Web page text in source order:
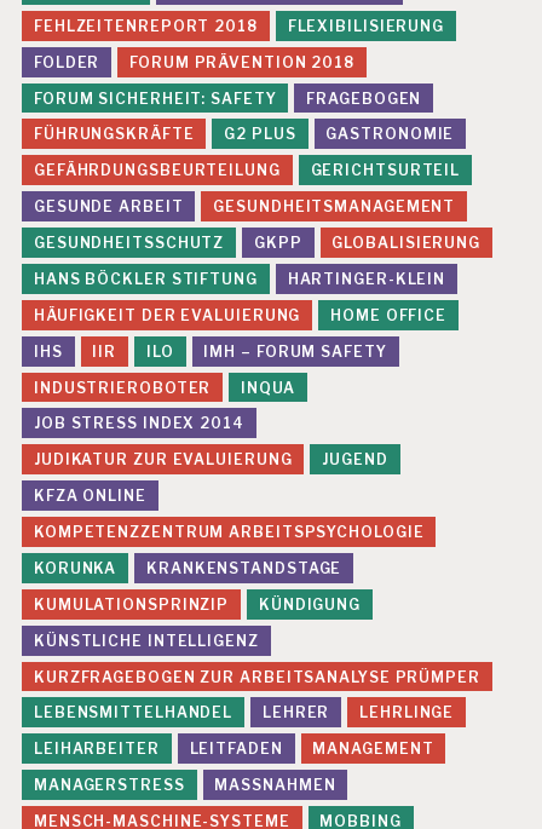
FEHLZEITENREPORT 2018
FLEXIBILISIERUNG
FOLDER
FORUM PRÄVENTION 2018
FORUM SICHERHEIT: SAFETY
FRAGEBOGEN
FÜHRUNGSKRÄFTE
G2 PLUS
GASTRONOMIE
GEFÄHRDUNGSBEURTEILUNG
GERICHTSURTEIL
GESUNDE ARBEIT
GESUNDHEITSMANAGEMENT
GESUNDHEITSSCHUTZ
GKPP
GLOBALISIERUNG
HANS BÖCKLER STIFTUNG
HARTINGER-KLEIN
HÄUFIGKEIT DER EVALUIERUNG
HOME OFFICE
IHS
IIR ILO
IMH – FORUM SAFETY
INDUSTRIEROBOTER
INQUA
JOB STRESS INDEX 2014
JUDIKATUR ZUR EVALUIERUNG
JUGEND
KFZA ONLINE
KOMPETENZZENTRUM ARBEITSPSYCHOLOGIE
KORUNKA
KRANKENSTANDSTAGE
KUMULATIONSPRINZIP
KÜNDIGUNG
KÜNSTLICHE INTELLIGENZ
KURZFRAGEBOGEN ZUR ARBEITSANALYSE PRÜMPER
LEBENSMITTELHANDEL
LEHRER
LEHRLINGE
LEIHARBEITER
LEITFADEN
MANAGEMENT
MANAGERSTRESS
MASSNAHMEN
MENSCH-MASCHINE-SYSTEME
MOBBING